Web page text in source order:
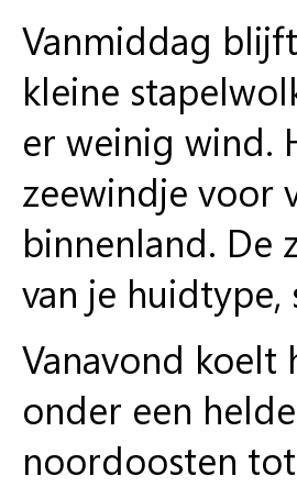
Vanmiddag
kleine
er weinig wind.
zeewindje voor
binnenland. De
van je
Vanavond koelt
onder een
noordoosten